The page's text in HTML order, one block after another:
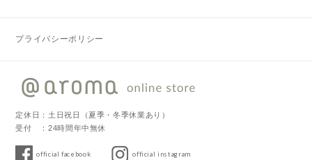
プライバシーポリシー
定休日：土日祝日（夏季・冬季休業あり）
受付 ：24時間年中無休
official facebook official instagram